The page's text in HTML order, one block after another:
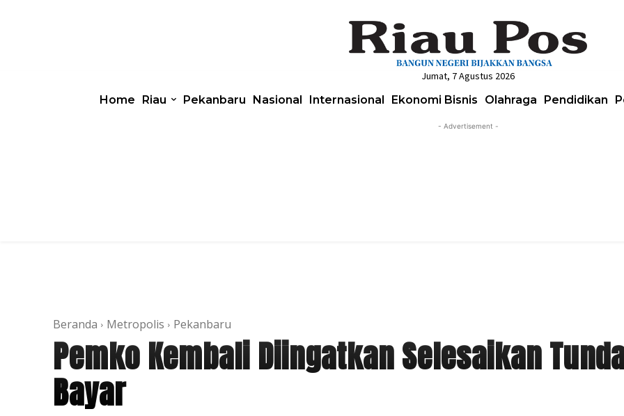
Jumat, 7 Agustus 2026
Home Riau Pekanbaru Nasional Internasional Ekonomi Bisnis Olahraga Pendidikan
- Advertisement -
Beranda Metropolis Pekanbaru
Pemko Kembali Diingatkan Selesaikan
Bayar